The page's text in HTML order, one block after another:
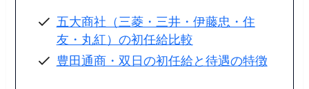
五大商社（三菱・三井・伊藤忠・住
友・丸紅）の初任給比較
豊田通商・双日の初任給と待遇の特徴